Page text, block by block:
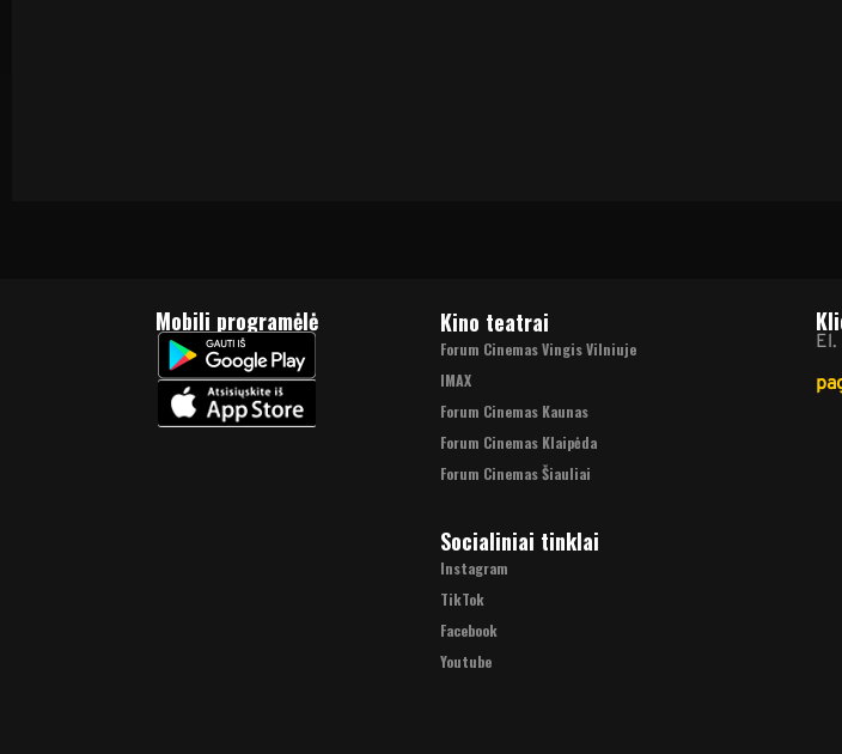
Mobili programėlė Kino teatrai
Forum Cinemas Vingis Vilniuje
IMAX
Forum Cinemas Kaunas
Forum Cinemas Klaipėda
Forum Cinemas Šiauliai
Socialiniai tinklai
Instagram
TikTok
Facebook
Youtube